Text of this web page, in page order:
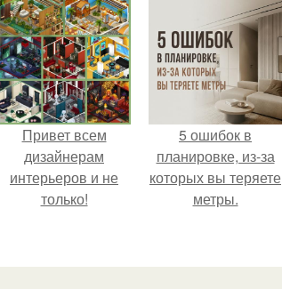
Привет всем
дизайнерам
интерьеров и не
только!
5 ошибок в
планировке, из-за
которых вы теряете
метры.